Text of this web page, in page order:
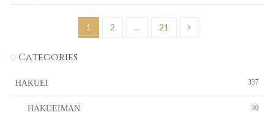
の
ペ
1 2 … 21
Categories
HAKUEI 337
HAKUEIMAN 30